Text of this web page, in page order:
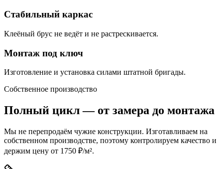
Стабильный каркас
Клеёный брус не ведёт и не растрескивается.
Монтаж под ключ
Изготовление и установка силами штатной бригады.
Собственное производство
Полный цикл — от замера до монтажа
Мы не перепродаём чужие конструкции. Изготавливаем на
собственном производстве, поэтому контролируем качество и
держим цену от 1750 ₽/м².